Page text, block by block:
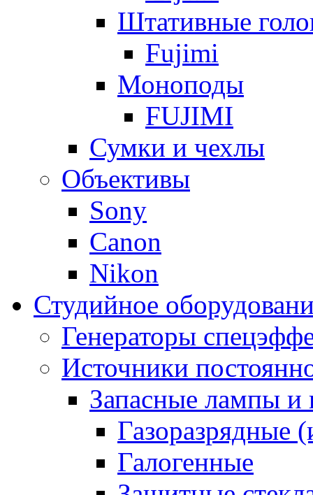
Штативные
Fujimi
Моноподы
FUJIMI
Сумки и чехлы
Объективы
Sony
Canon
Nikon
Студийное
Генераторы
Источники
Запасные лампы и
Газоразрядные
Галогенные